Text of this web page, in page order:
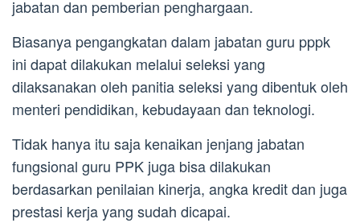
jabatan dan pemberian penghargaan.
Biasanya pengangkatan dalam jabatan guru pppk
ini dapat dilakukan melalui seleksi yang
dilaksanakan oleh panitia seleksi yang dibentuk oleh
menteri pendidikan, kebudayaan dan teknologi.
Tidak hanya itu saja kenaikan jenjang jabatan
fungsional guru PPK juga bisa dilakukan
berdasarkan penilaian kinerja, angka kredit dan juga
prestasi kerja yang sudah dicapai.